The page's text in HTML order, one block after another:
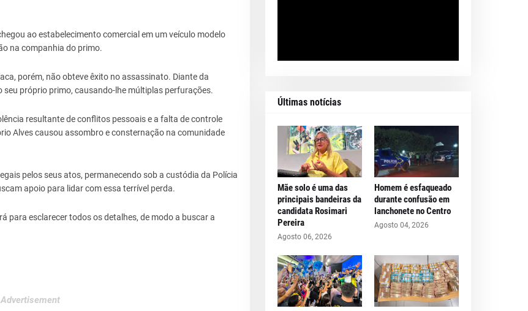
ao estabelecimento comercial em um veículo modelo
na companhia do primo.
porém, não obteve êxito no assassinato. Diante da
próprio primo, causando-lhe múltiplas perfurações.
resultante de conflitos pessoais e a falta de controle
Alves causou assombro e consternação na comunidade
pelos seus atos, permanecendo sob a custódia da Polícia
apoio para lidar com essa terrível perda.
para esclarecer todos os detalhes, de modo a buscar a
Últimas notícias
Mãe solo é uma das
principais bandeiras da
candidata Rosimari
Pereira
Agosto 06, 2026
Homem é esfaqueado
durante confusão em
lanchonete no Centro
Agosto 04, 2026